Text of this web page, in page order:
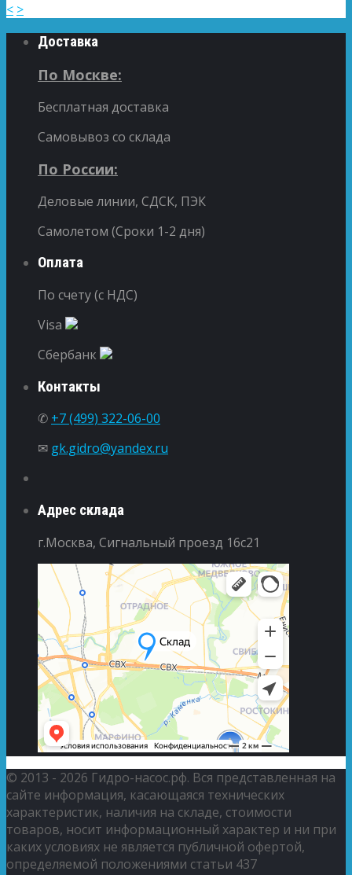
< >
Доставка
По Москве:
Бесплатная доставка
Самовывоз со склада
По России:
Деловые линии, СДСК, ПЭК
Самолетом (Сроки 1-2 дня)
Оплата
По счету (с НДС)
Visa
Сбербанк
Контакты
✆ +7 (499) 322-06-00
✉ gk.gidro@yandex.ru
Адрес склада
г.Москва, Сигнальный проезд 16с21
© 2013 - 2026 Гидро-насос.рф. Вся представленная на
сайте информация, касающаяся технических
характеристик, наличия на складе, стоимости
товаров, носит информационный характер и ни при
каких условиях не является публичной офертой,
определяемой положениями статьи 437